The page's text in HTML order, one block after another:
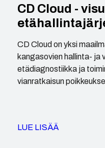
CD Cloud -
CD Cloud on yksi
kangasovien hallinta-
etädiagnostiikka ja
vianratkaisun
LUE LISÄÄ